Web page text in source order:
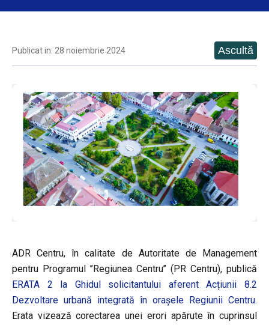
Publicat in: 28 noiembrie 2024
ADR Centru, în calitate de Autoritate de Management
pentru Programul ’’Regiunea Centru’’ (PR Centru), publică
ERATA 2 la Ghidul solicitantului aferent Acțiunii 8.2
Dezvoltare urbană integrată în orașele Regiunii Centru.
Erata vizează corectarea unei erori apărute în cuprinsul